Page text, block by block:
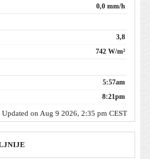
0,0 mm/h
3,8
742 W/m²
5:57am
8:21pm
Updated on Aug 9 2026, 2:35 pm CEST